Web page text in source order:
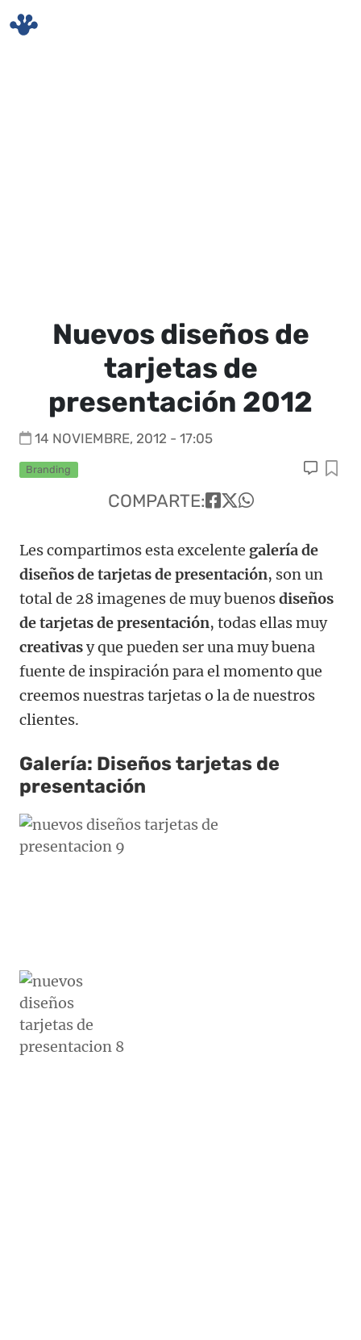
Nuevos diseños de
tarjetas de
presentación 2012
14 NOVIEMBRE, 2012 - 17:05
Branding
COMPARTE:
Les compartimos esta excelente galería de
diseños de tarjetas de presentación, son un
total de 28 imagenes de muy buenosdiseños
de tarjetas de presentación, todas ellas muy
creativasy que pueden ser una muy buena
fuente de inspiración para el momento que
creemos nuestras tarjetas o la de nuestros
clientes.
Galería: Diseños tarjetas de
presentación